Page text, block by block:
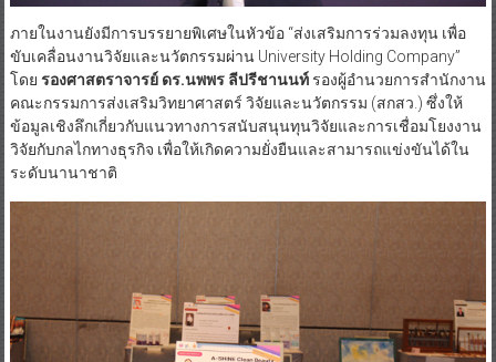
ภายในงานยังมีการบรรยายพิเศษในหัวข้อ “ส่งเสริมการร่วมลงทุน เพื่อ
ขับเคลื่อนงานวิจัยและนวัตกรรมผ่าน University Holding Company”
โดย รองศาสตราจารย์ ดร.นพพร ลีปรีชานนท์รองผู้อำนวยการสำนักงาน
คณะกรรมการส่งเสริมวิทยาศาสตร์ วิจัยและนวัตกรรม (สกสว.) ซึ่งให้
ข้อมูลเชิงลึกเกี่ยวกับแนวทางการสนับสนุนทุนวิจัยและการเชื่อมโยงงาน
วิจัยกับกลไกทางธุรกิจ เพื่อให้เกิดความยั่งยืนและสามารถแข่งขันได้ใน
ระดับนานาชาติ